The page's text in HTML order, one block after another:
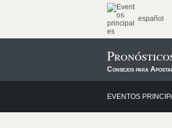
español
Consejos para
EVENTOS